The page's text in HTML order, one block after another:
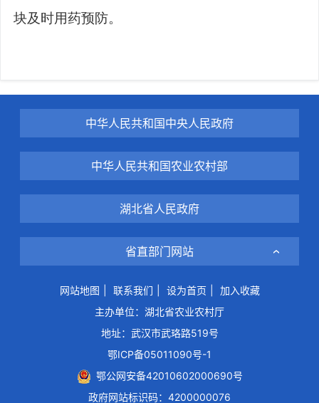
块及时用药预防。
中华人民共和国中央人民政府
中华人民共和国农业农村部
湖北省人民政府
省直部门网站
网站地图 联系我们 设为首页
加入收藏
主办单位：湖北省农业农村厅
地址：武汉市武珞路519号
鄂ICP备05011090号-1
鄂公网安备42010602000690号
政府网站标识码：4200000076